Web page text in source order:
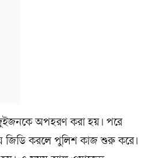
দুইজনকে অপহরণ করা হয়। পরে
জিডি করলে পুলিশ কাজ শুরু করে।